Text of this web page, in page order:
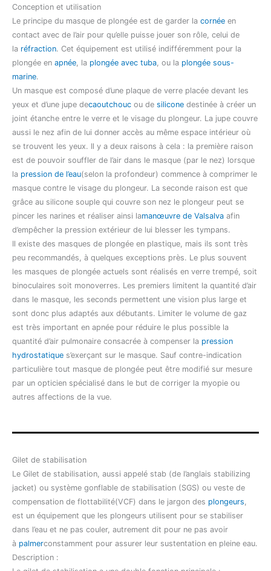
Conception et utilisation
Le principe du masque de plongée est de garder la cornée en
contact avec de l’air pour qu’elle puisse jouer son rôle, celui de
la réfraction. Cet équipement est utilisé indifféremment pour la
plongée en apnée , la plongée avec tuba , ou la plongée sous-
marine.
Un masque est composé d’une plaque de verre placée devant les
yeux et d’une jupe decaoutchouc ou de silicone destinée à créer un
joint étanche entre le verre et le visage du plongeur. La jupe couvre
aussi le nez afin de lui donner accès au même espace intérieur où
se trouvent les yeux. Il y a deux raisons à cela : la première raison
est de pouvoir souffler de l’air dans le masque (par le nez) lorsque
la pression de l’eau(selon la profondeur) commence à comprimer le
masque contre le visage du plongeur. La seconde raison est que
grâce au silicone souple qui couvre son nez le plongeur peut se
pincer les narines et réaliser ainsi lamanœuvre de Valsalva afin
d’empêcher la pression extérieur de lui blesser les tympans.
Il existe des masques de plongée en plastique, mais ils sont très
peu recommandés, à quelques exceptions près. Le plus souvent
les masques de plongée actuels sont réalisés en verre trempé, soit
binoculaires soit monoverres. Les premiers limitent la quantité d’air
dans le masque, les seconds permettent une vision plus large et
sont donc plus adaptés aux débutants. Limiter le volume de gaz
est très important en apnée pour réduire le plus possible la
quantité d’air pulmonaire consacrée à compenser la pression
hydrostatique s’exerçant sur le masque. Sauf contre-indication
particulière tout masque de plongée peut être modifié sur mesure
par un opticien spécialisé dans le but de corriger la myopie ou
autres affections de la vue.
Gilet de stabilisation
Le Gilet de stabilisation, aussi appelé stab (de l’anglais stabilizing
jacket) ou système gonflable de stabilisation (SGS) ou veste de
compensation de flottabilité(VCF) dans le jargon des plongeurs
est un équipement que les plongeurs utilisent pour se stabiliser
dans l’eau et ne pas couler, autrement dit pour ne pas avoir
à palmerconstamment pour assurer leur sustentation en pleine eau.
Description :